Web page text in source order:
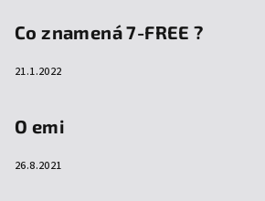
Co znamená 7-FREE ?
21.1.2022
O emi
26.8.2021